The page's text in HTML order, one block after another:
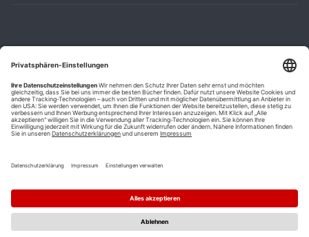
BarrierefreiheitserklärungCookie-Einstellungen
*
Die mit Sternchen (*) gekennzeichneten Links sind Affiliate-Links.
Wenn Sie auf einen solchen Link klicken und auf der Zielseite etwas
kaufen, bekommen wir vom betreffenden Anbieter oder Online-Shop
Kauf oder Preis.
Mehrwertsteuer.
Versand innerhalb Deutschlands versandkostenfrei ab 9,00 €
Bestellwert.
2
Vorbestellung ab 30 Tage vor Erscheinungstermin möglich.